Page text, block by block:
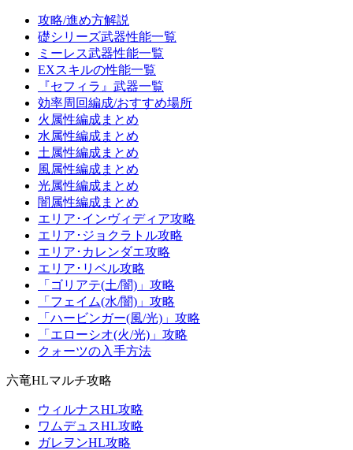
攻略/進め方解説
礎シリーズ武器性能一覧
ミーレス武器性能一覧
EXスキルの性能一覧
『セフィラ』武器一覧
効率周回編成/おすすめ場所
火属性編成まとめ
水属性編成まとめ
土属性編成まとめ
風属性編成まとめ
光属性編成まとめ
闇属性編成まとめ
エリア･インヴィディア攻略
エリア･ジョクラトル攻略
エリア･カレンダエ攻略
エリア･リベル攻略
「ゴリアテ(土/闇)」攻略
「フェイム(水/闇)」攻略
「ハービンガー(風/光)」攻略
「エローシオ(火/光)」攻略
クォーツの入手方法
六竜HLマルチ攻略
ウィルナスHL攻略
ワムデュスHL攻略
ガレヲンHL攻略